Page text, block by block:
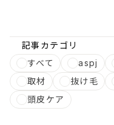
記事カテゴリ
すべて
aspj
取材
抜け毛
頭皮ケア